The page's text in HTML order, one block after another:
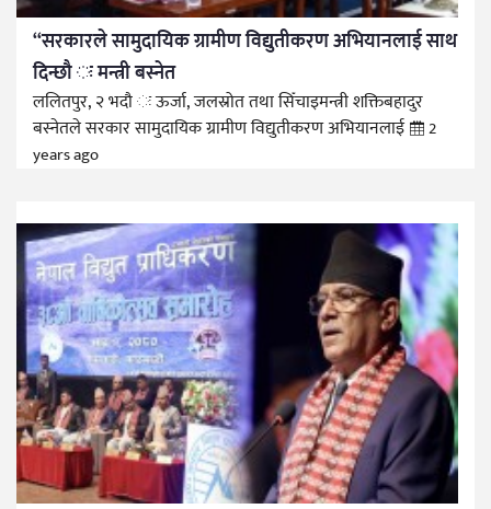
“सरकारले सामुदायिक ग्रामीण विद्युतीकरण अभियानलाई साथ
दिन्छौ ः मन्त्री बस्नेत
ललितपुर, २ भदौ ः ऊर्जा, जलस्रोत तथा सिँचाइमन्त्री शक्तिबहादुर
बस्नेतले सरकार सामुदायिक ग्रामीण विद्युतीकरण अभियानलाई
2
years ago